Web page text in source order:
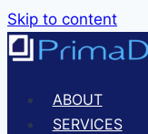
Skip to content
ABOUT
SERVICES